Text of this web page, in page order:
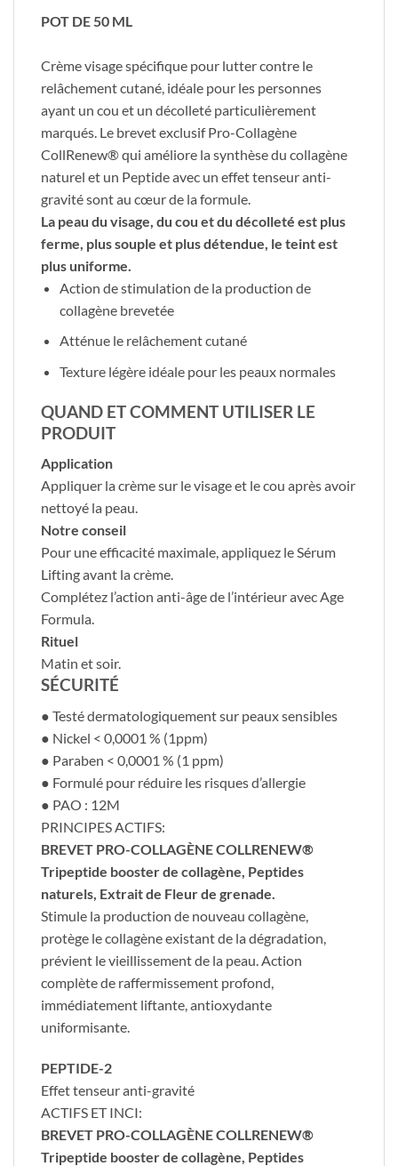
POT DE 50 ML
Crème visage spécifique pour lutter contre le
relâchement cutané, idéale pour les personnes
ayant un cou et un décolleté particulièrement
marqués. Le brevet exclusif Pro-Collagène
CollRenew® qui améliore la synthèse du collagène
naturel et un Peptide avec un effet tenseur anti-
gravité sont au cœur de la formule.
La peau du visage, du cou et du décolleté est plus
ferme, plus souple et plus détendue, le teint est
plus uniforme.
Action de stimulation de la production de
collagène brevetée
Atténue le relâchement cutané
Texture légère idéale pour les peaux normales
QUAND ET COMMENT UTILISER LE
PRODUIT
Application
Appliquer la crème sur le visage et le cou après avoir
nettoyé la peau.
Notre conseil
Pour une efficacité maximale, appliquez le Sérum
Lifting avant la crème.
Complétez l’action anti-âge de l’intérieur avec Age
Formula.
Rituel
Matin et soir.
SÉCURITÉ
● Testé dermatologiquement sur peaux sensibles
● Nickel < 0,0001 % (1ppm)
● Paraben < 0,0001 % (1 ppm)
● Formulé pour réduire les risques d’allergie
● PAO : 12M
PRINCIPES ACTIFS:
​BREVET PRO-COLLAGÈNE COLLRENEW®
Tripeptide booster de collagène, Peptides
naturels, Extrait de Fleur de grenade.
Stimule la production de nouveau collagène,
protège le collagène existant de la dégradation,
prévient le vieillissement de la peau. Action
complète de raffermissement profond,
immédiatement liftante, antioxydante
uniformisante.
PEPTIDE-2
Effet tenseur anti-gravité
ACTIFS ET INCI:
BREVET PRO-COLLAGÈNE COLLRENEW®
Tripeptide booster de collagène, Peptides